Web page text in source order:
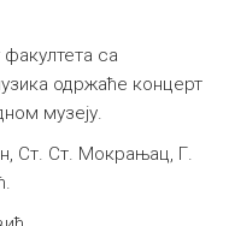
са
одржаће концерт
музеју.
Ст. Ст. Мокрањац, Г.